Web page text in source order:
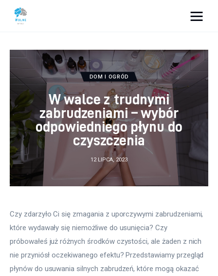
Lifestyle
Biznes
Dom i ogród
Uroda
Więcej
DOM I OGRÓD
W walce z trudnymi
zabrudzeniami – wybór
odpowiedniego płynu do
czyszczenia
12 LIPCA, 2023
Czy zdarzyło Ci się zmagania z uporczywymi zabrudzeniami,
które wydawały się niemożliwe do usunięcia? Czy
próbowałeś już różnych środków czystości, ale żaden z nich
nie przyniósł oczekiwanego efektu? Przedstawiamy przegląd
płynów do usuwania silnych zabrudzeń, które mogą okazać